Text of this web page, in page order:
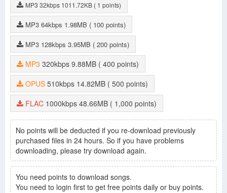
MP3 32kbps 1011.72KB ( 1 points)
MP3 64kbps 1.98MB ( 100 points)
MP3 128kbps 3.95MB ( 200 points)
MP3 320kbps 9.88MB
( 400 points)
OPUS 510kbps 14.82MB
( 500 points)
FLAC 1000kbps 48.66MB ( 1,000 points)
No points will be deducted if you re-download previously
purchased files in 24 hours. So if you have problems
downloading, please try download again.
You need points to download songs.
You need to login first to get free points daily or buy points.